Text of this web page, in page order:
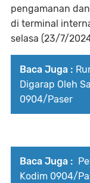
pengamanan
di terminal
selasa (23/7/
Baca Juga :
Digarap Oleh
0904/Paser
Baca Juga :
Kodim 0904/